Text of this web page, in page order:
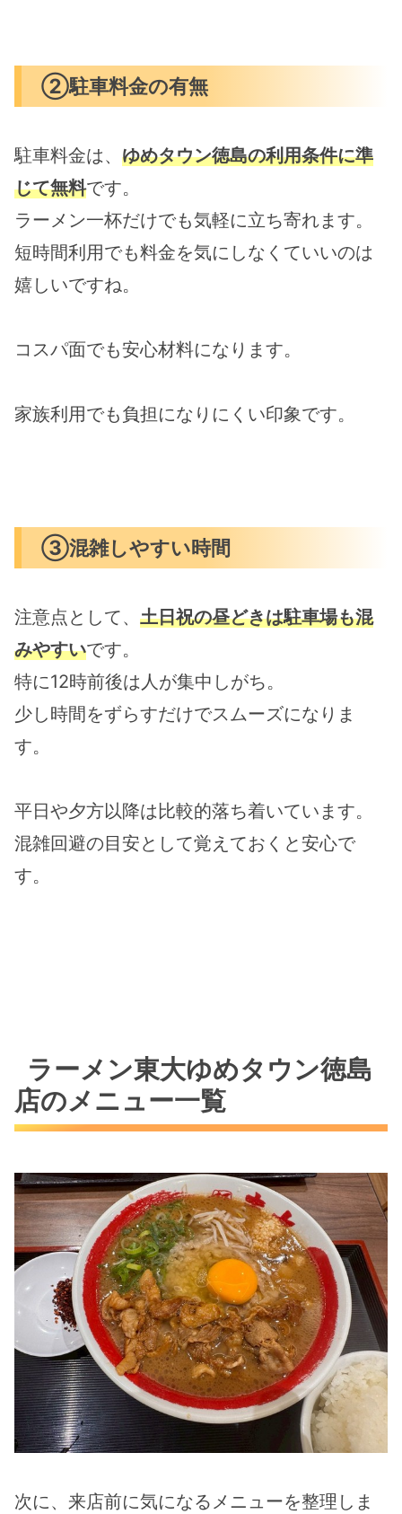
②駐車料金の有無
駐車料金は、 ゆめタウン徳島の利用条件に準
じて無料です。
ラーメン一杯だけでも気軽に立ち寄れます。
短時間利用でも料金を気にしなくていいのは
嬉しいですね。
コスパ面でも安心材料になります。
家族利用でも負担になりにくい印象です。
③混雑しやすい時間
注意点として、 土日祝の昼どきは駐車場も混
みやすいです。
特に12時前後は人が集中しがち。
少し時間をずらすだけでスムーズになりま
す。
平日や夕方以降は比較的落ち着いています。
混雑回避の目安として覚えておくと安心で
す。
ラーメン東大ゆめタウン徳島
店のメニュー一覧
次に、来店前に気になるメニューを整理しま